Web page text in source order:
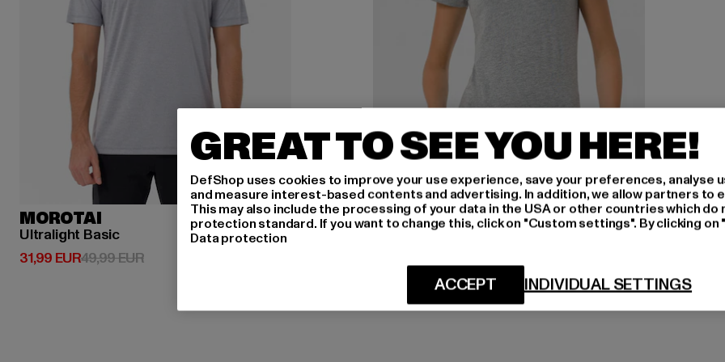
MOROTAI
Ultralight Basic
31,99 EUR
Derzeitiger Preis: 31,99 EUR
49,99 EURAktionspreis: 49,99 EUR
MOROTAI
Brand Basic
GREAT TO SEE YOU HERE!
DefShop uses cookies to improve your use experience, save your preferences, analyse
and measure interest-based contents and advertising. In addition, we allow partners to
This may also include the processing of your data in the USA or other countries which do
protection standard. If you want to change this, click on "Custom settings". By clicking
Data protection
INDIVIDUAL SETTINGS
ACCEPT